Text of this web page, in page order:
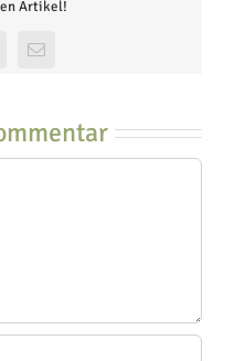
Artikel!
E-